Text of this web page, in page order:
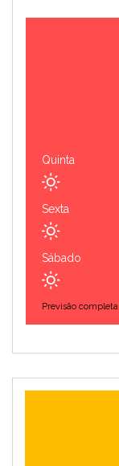
Quinta
Sexta
Sábado
Previsão completa